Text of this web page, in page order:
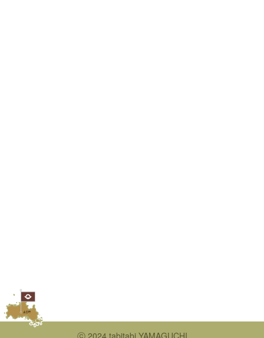
ⓒ 2024 tabitabi YAMAGUCHI